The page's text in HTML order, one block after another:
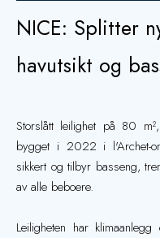
NICE: Splitter
havutsikt og
Storslått leilighet på 80
bygget i 2022 i l'Archet-
sikkert og tilbyr basseng,
av alle beboere.
Leiligheten har